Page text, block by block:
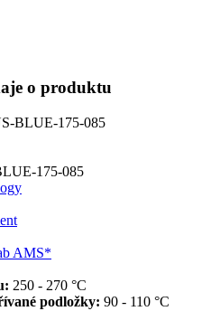
o produktu
BLUE-175-085
175-085
AMS*
250 - 270 °C
podložky: 90 - 110 °C